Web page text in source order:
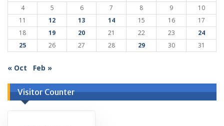
4
5 6 7 8 9
10
11
12 13 14 15 16
17
18
19 20 21 22 23
24
25
26 27 28 29 30 31
« Oct Feb »
Visitor Counter